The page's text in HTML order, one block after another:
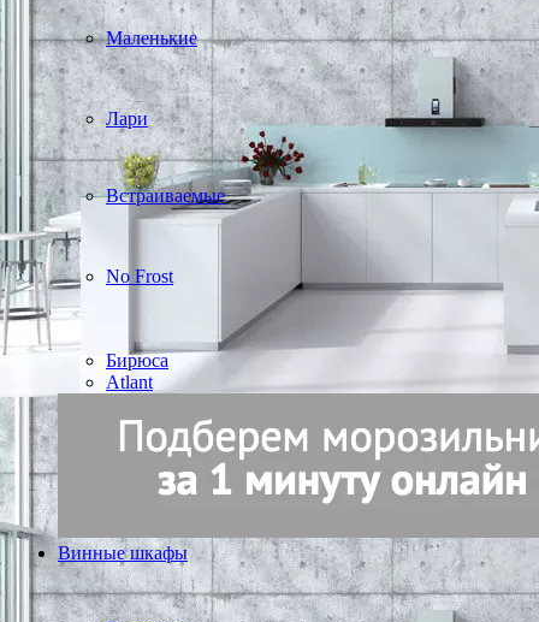
Маленькие
Лари
Встраиваемые
No Frost
Бирюса
Atlant
Винные шкафы